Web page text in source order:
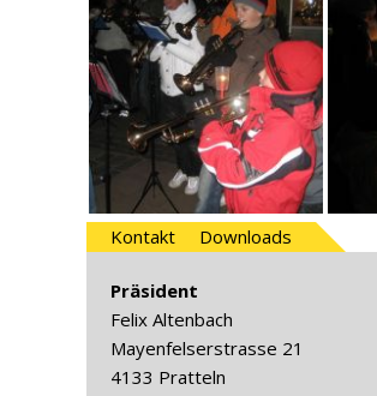
Kontakt Downloads
Präsident
Felix Altenbach
Mayenfelserstrasse 21
4133 Pratteln